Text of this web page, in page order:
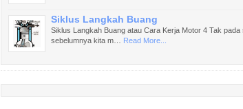
Siklus Langkah Buang
Siklus Langkah Buang atau Cara Kerja Motor 4 Tak
sebelumnya kita m…
Read More...